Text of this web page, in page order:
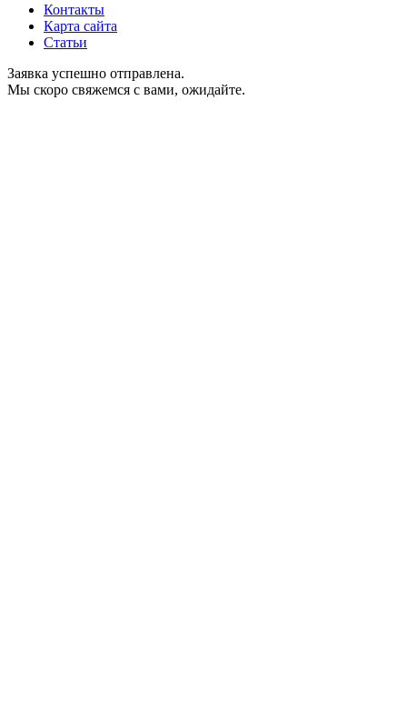
Контакты
Карта сайта
Статьи
Заявка успешно отправлена.
Мы скоро свяжемся с вами, ожидайте.